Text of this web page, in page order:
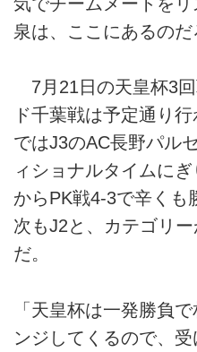
泉は、ここにあるのだ
7月21日の天皇杯3
ド千葉戦は予定通り
ではJ3のAC長野パル
ィショナルタイムに
からPK戦4-3で辛くも
次もJ2と、カテゴリ
だ。
「天皇杯は一発勝負
ンジしてくるので、